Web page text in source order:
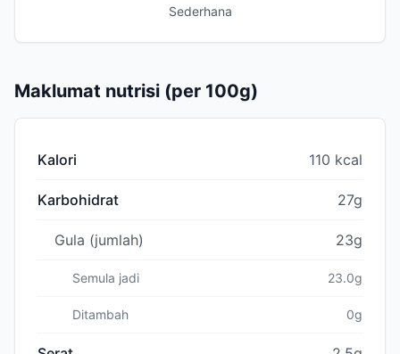
Sederhana
Maklumat nutrisi (per 100g)
Kalori 110 kcal
Karbohidrat 27g
Gula (jumlah) 23g
Semula jadi 23.0g
Ditambah 0g